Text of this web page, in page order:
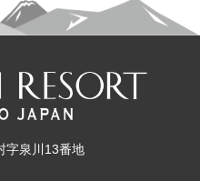
字泉川13番地